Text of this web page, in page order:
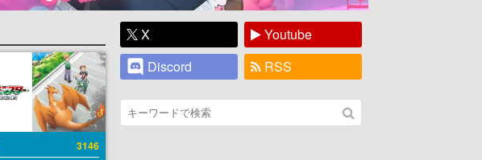
3146
X
Youtube
Discord
RSS